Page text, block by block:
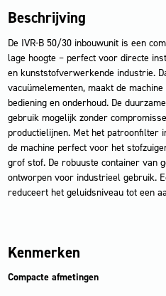
Beschrijving
De IVR-B 50/30 inbouwunit is een
lage hoogte – perfect voor directe
en kunststofverwerkende industrie.
vacuümelementen, maakt de
bediening en onderhoud. De
gebruik mogelijk zonder
productielijnen. Met het patroonfilter
de machine perfect voor het
grof stof. De robuuste container van
ontworpen voor industrieel gebruik.
reduceert het geluidsniveau tot een
Kenmerken
Compacte afmetingen